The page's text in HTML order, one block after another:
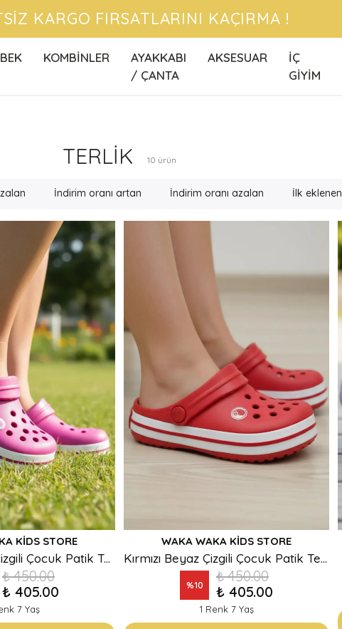
KARGO FIRSATLARINI KAÇIRMA !
KOMBİNLER
AYAKKABI
/ ÇANTA
AKSESUAR
İÇ
GİYİM
TERLİK 10 ürün
İndirim oranı artan İndirim oranı azalan İlk eklenen
KIDS STORE
Pembe Beyaz Çizgili Çocuk Patik Terlik
₺ 450.00
₺ 405.00
7 Yaş
WAKA WAKA KIDS STORE
Kırmızı Beyaz Çizgili Çocuk Patik Terlik
%10
₺ 450.00
₺ 405.00
1 Renk 7 Yaş